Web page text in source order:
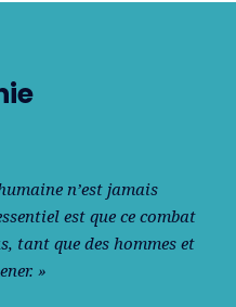
n’est jamais
est que ce combat
tant que des hommes et
»